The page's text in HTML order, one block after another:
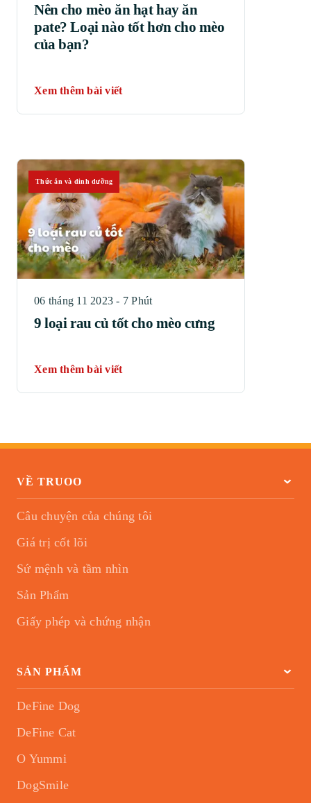
Nên cho mèo ăn hạt hay ăn
pate? Loại nào tốt hơn cho mèo
của bạn?
Xem thêm bài viết
Thức ăn và dinh dưỡng
06 tháng 11 2023 - 7 Phút
9 loại rau củ tốt cho mèo cưng
Xem thêm bài viết
VỀ TRUOO
Câu chuyện của chúng tôi
Giá trị cốt lõi
Sứ mệnh và tầm nhìn
Sản Phẩm
Giấy phép và chứng nhận
SẢN PHẨM
DeFine Dog
DeFine Cat
O Yummi
DogSmile